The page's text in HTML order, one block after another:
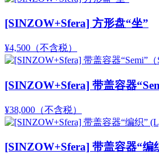
[SINZOW+Sfera] 方形盘“坐”
¥4,500 （不含税）
[SINZOW+Sfera] 带盖容器
¥38,000 （不含税）
[SINZOW+Sfera] 带盖容器“编